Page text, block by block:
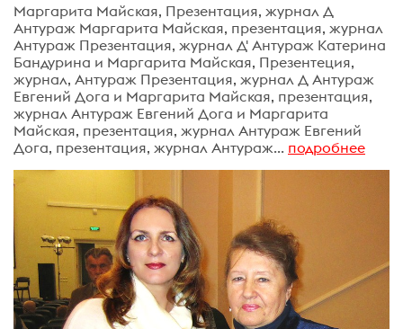
Маргарита Майская, Презентация, журнал Д
Антураж Маргарита Майская, презентация, журнал
Антураж Презентация, журнал Д' Антураж Катерина
Бандурина и Маргарита Майская, Презентеция,
журнал, Антураж Презентация, журнал Д Антураж
Евгений Дога и Маргарита Майская, презентация,
журнал Антураж Евгений Дога и Маргарита
Майская, презентация, журнал Антураж Евгений
Дога, презентация, журнал Антураж... подробнее